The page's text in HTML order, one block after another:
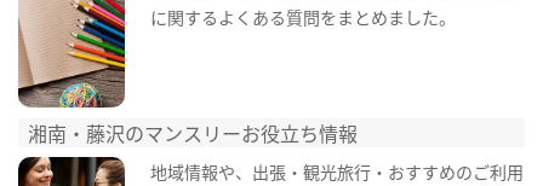
に関するよくある質問をまとめました。
湘南・藤沢のマンスリーお役立ち情報
地域情報や、出張・観光旅行・おすすめのご利用